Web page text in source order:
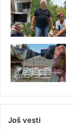
Još vesti